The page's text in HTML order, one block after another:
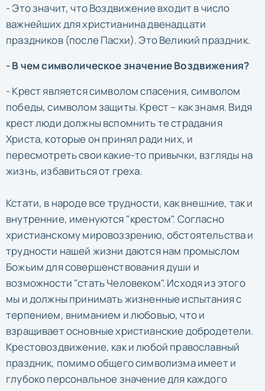
- Это значит, что Воздвижение входит в число
важнейших для христианина двенадцати
праздников (после Пасхи). Это Великий праздник.
- В чем символическое значение Воздвижения?
- Крест является символом спасения, символом
победы, символом защиты. Крест – как знамя. Видя
крест люди должны вспомнить те страдания
Христа, которые он принял ради них, и
пересмотреть свои какие-то привычки, взгляды на
жизнь, избавиться от греха.
Кстати, в народе все трудности, как внешние, так и
внутренние, именуются "крестом". Согласно
христианскому мировоззрению, обстоятельства и
трудности нашей жизни даются нам промыслом
Божьим для совершенствования души и
возможности "стать Человеком". Исходя из этого
мы и должны принимать жизненные испытания с
терпением, вниманием и любовью, что и
взращивает основные христианские добродетели.
Крестовоздвижение, как и любой православный
праздник, помимо общего символизма имеет и
глубоко персональное значение для каждого